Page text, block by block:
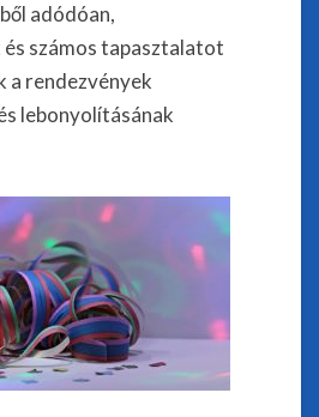
adódóan,
számos tapasztalatot
a rendezvények
lebonyolításának